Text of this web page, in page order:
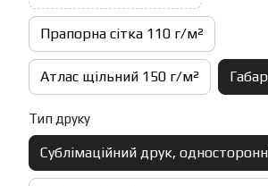
Прапорна сітка 110 г/м²
Атлас щільний 150 г/м²
Тип друку
Сублімаційний друк,